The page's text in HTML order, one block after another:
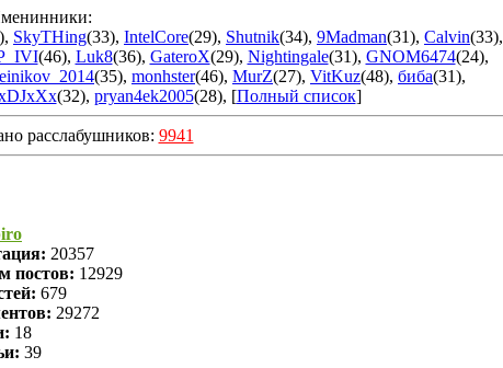
, SkyTHing(33), IntelCore(29), Shutnik(34), 9Madman(31), Calvin(33),
(46), Luk8(36), GateroX(29), Nightingale(31), GNOM6474(24),
(35), monhster(46), MurZ(27), VitKuz(48), биба(31),
(32), pryan4ek2005(28), [Полный список]
расслабушников: 9941
20357
постов: 12929
679
29272
18
39